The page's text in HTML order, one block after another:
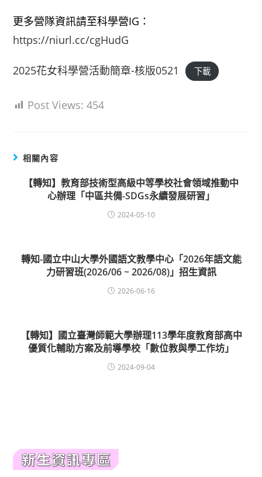
更多營隊資訊請至科學營IG：
https://niurl.cc/cgHudG
2025花女科學營活動簡章-核版0521 下載
Post Views: 454
相關內容
【轉知】教育部技術型高級中等學校社會領域推動中
心辦理「中區共備-SDGs永續發展研習」
2024-05-10
轉知-國立中山大學外國語文教學中心「2026年語文能
力研習班(2026/06 ~ 2026/08)」招生資訊
2026-06-16
【轉知】國立臺灣師範大學辦理113學年度教育部高中
優質化輔助方案及前導學校「數位教與學工作坊」
2024-09-04